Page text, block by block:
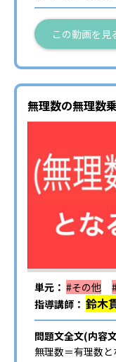
この動画を
無理数の無理数
単元： #その他
指導講師： 鈴木
問題文全文(内容
無理数＝有理数